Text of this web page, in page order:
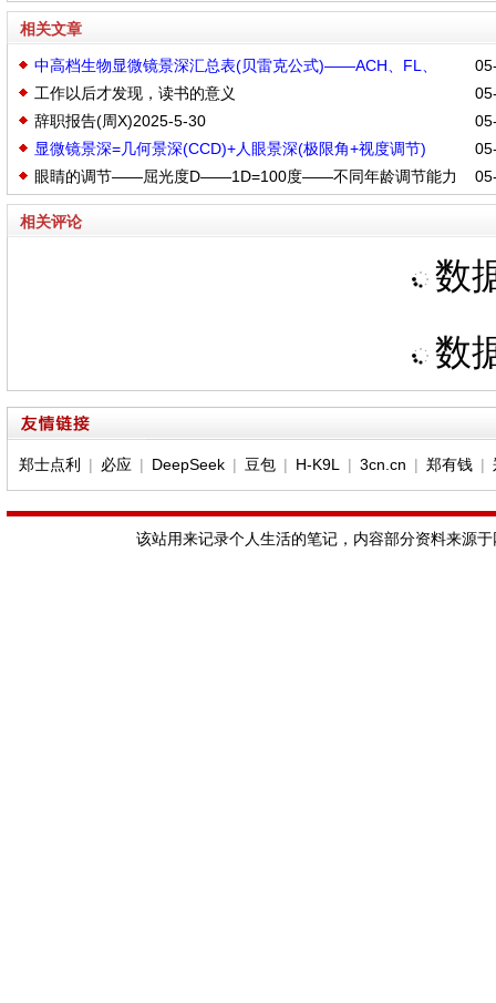
相关文章
中高档生物显微镜景深汇总表(贝雷克公式)——ACH、FL、
APO
工作以后才发现，读书的意义
辞职报告(周X)2025-5-30
显微镜景深=几何景深(CCD)+人眼景深(极限角+视度调节)
眼睛的调节——屈光度D——1D=100度——不同年龄调节能力
范围
相关评论
数
数
郑士点利 | 必应 | DeepSeek| 豆包| H-K9L | 3cn.cn | 郑有钱|
该站用来记录个人生活的笔记，内容部分资料来源